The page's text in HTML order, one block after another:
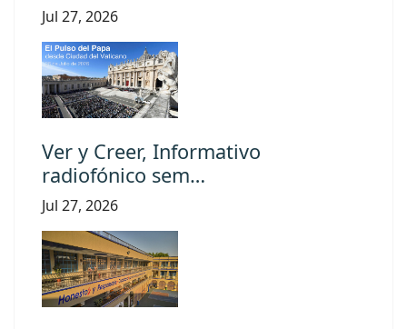
Jul 27, 2026
Ver y Creer, Informativo
radiofónico sem…
Jul 27, 2026